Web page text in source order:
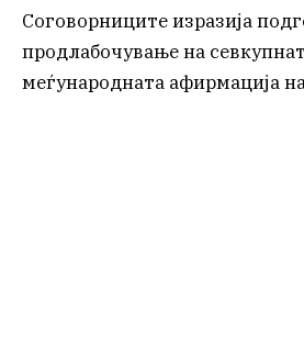
Соговорниците изразија
продлабочување на
меѓународната афирмација